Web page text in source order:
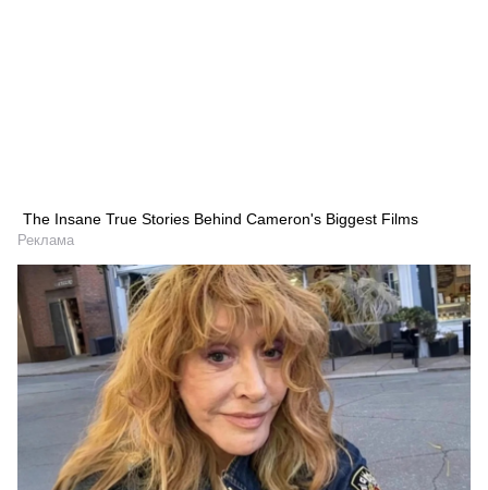
The Insane True Stories Behind Cameron's Biggest Films
Реклама